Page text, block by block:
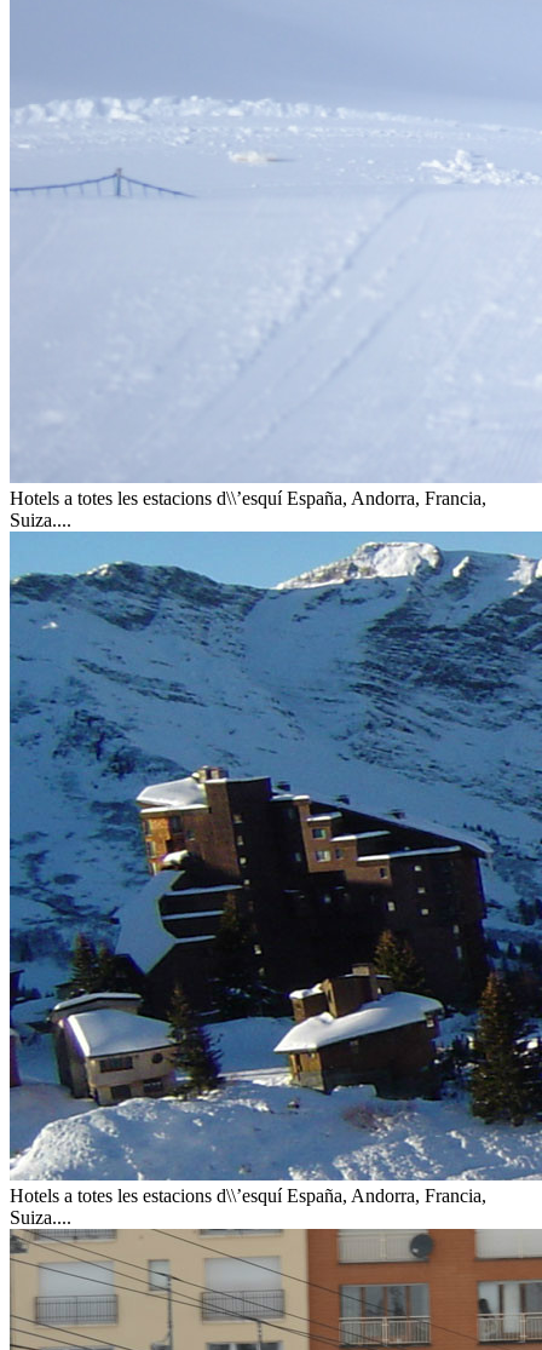
Hotels a totes les estacions d\\’esquí España, Andorra, Francia,
Suiza....
Hotels a totes les estacions d\\’esquí España, Andorra, Francia,
Suiza....